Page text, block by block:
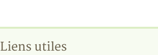
Liens utiles